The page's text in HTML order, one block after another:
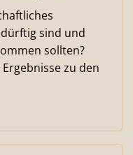
sind und
sollten?
zu den